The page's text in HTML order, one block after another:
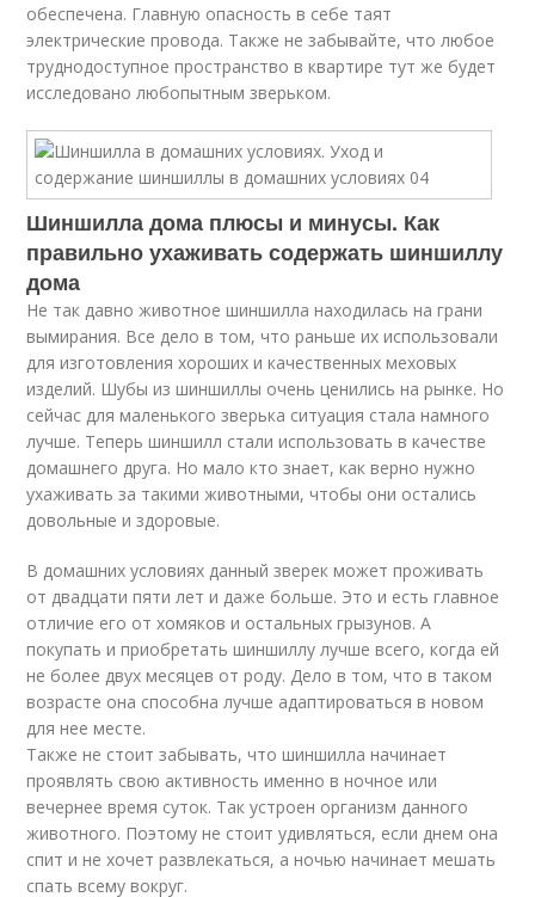
обеспечена. Главную опасность в себе таят
электрические провода. Также не забывайте, что любое
труднодоступное пространство в квартире тут же будет
исследовано любопытным зверьком.
Шиншилла дома плюсы и минусы. Как
правильно ухаживать содержать шиншиллу
дома
Не так давно животное шиншилла находилась на грани
вымирания. Все дело в том, что раньше их использовали
для изготовления хороших и качественных меховых
изделий. Шубы из шиншиллы очень ценились на рынке. Но
сейчас для маленького зверька ситуация стала намного
лучше. Теперь шиншилл стали использовать в качестве
домашнего друга. Но мало кто знает, как верно нужно
ухаживать за такими животными, чтобы они остались
довольные и здоровые.
В домашних условиях данный зверек может проживать
от двадцати пяти лет и даже больше. Это и есть главное
отличие его от хомяков и остальных грызунов. А
покупать и приобретать шиншиллу лучше всего, когда ей
не более двух месяцев от роду. Дело в том, что в таком
возрасте она способна лучше адаптироваться в новом
для нее месте.
Также не стоит забывать, что шиншилла начинает
проявлять свою активность именно в ночное или
вечернее время суток. Так устроен организм данного
животного. Поэтому не стоит удивляться, если днем она
спит и не хочет развлекаться, а ночью начинает мешать
спать всему вокруг.